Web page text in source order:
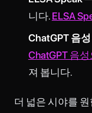
니다. ELSA
ChatGPT 음성
ChatGPT 음
져 봅니다.
더 넓은 시야를